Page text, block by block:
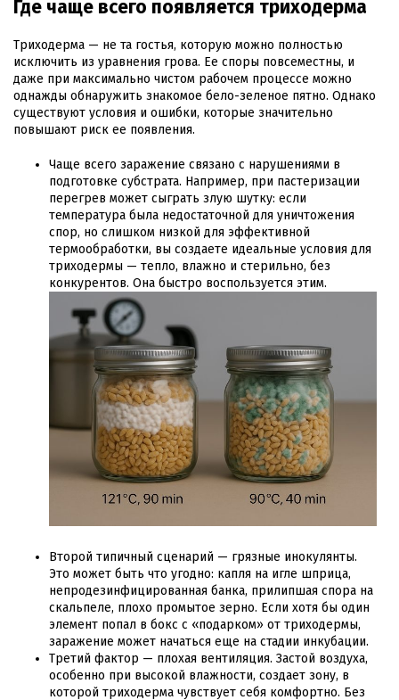
Где чаще всего появляется триходерма
Триходерма — не та гостья, которую можно полностью
исключить из уравнения грова. Ее споры повсеместны, и
даже при максимально чистом рабочем процессе можно
однажды обнаружить знакомое бело-зеленое пятно. Однако
существуют условия и ошибки, которые значительно
повышают риск ее появления.
Чаще всего заражение связано с нарушениями в
подготовке субстрата. Например, при пастеризации
перегрев может сыграть злую шутку: если
температура была недостаточной для уничтожения
спор, но слишком низкой для эффективной
термообработки, вы создаете идеальные условия для
триходермы — тепло, влажно и стерильно, без
конкурентов. Она быстро воспользуется этим.
Второй типичный сценарий — грязные инокулянты.
Это может быть что угодно: капля на игле шприца,
непродезинфицированная банка, прилипшая спора на
скальпеле, плохо промытое зерно. Если хотя бы один
элемент попал в бокс с «подарком» от триходермы,
заражение может начаться еще на стадии инкубации.
Третий фактор — плохая вентиляция. Застой воздуха,
особенно при высокой влажности, создает зону, в
которой триходерма чувствует себя комфортно. Без